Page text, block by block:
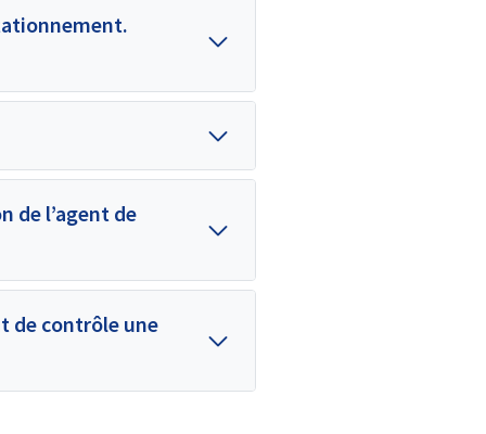
de l’agent de
de contrôle une